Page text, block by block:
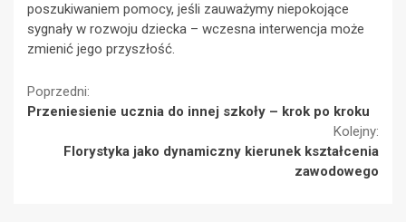
poszukiwaniem pomocy, jeśli zauważymy niepokojące
sygnały w rozwoju dziecka – wczesna interwencja może
zmienić jego przyszłość.
Continue
Poprzedni:
Przeniesienie ucznia do innej szkoły – krok po kroku
Kolejny:
Florystyka jako dynamiczny kierunek kształcenia
zawodowego